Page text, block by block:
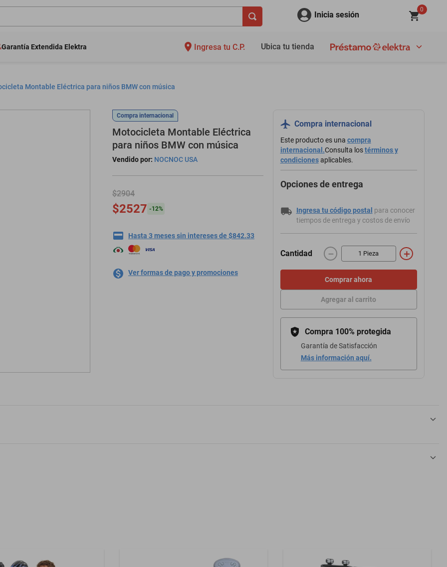
Inicia sesión
0
Garantía Extendida Elektra Ingresa tu C.P. Ubica tu tienda
Montable Eléctrica para niños BMW con música
Compra internacional
Motocicleta Montable Eléctrica
para niños BMW con música
Vendido por: NOCNOC USA
$2904
$2527 -12%
Hasta 3 meses sin intereses de $842.33
Ver formas de pago y promociones
Compra internacional
Este producto es una compra
internacional.Consulta los términos y
condiciones aplicables.
Opciones de entrega
Ingresa tu código postal para conocer
tiempos de entrega y costos de envío
Cantidad ＋
－
Comprar ahora
Agregar al carrito
Compra 100% protegida
Garantía de Satisfacción
Más información aquí.